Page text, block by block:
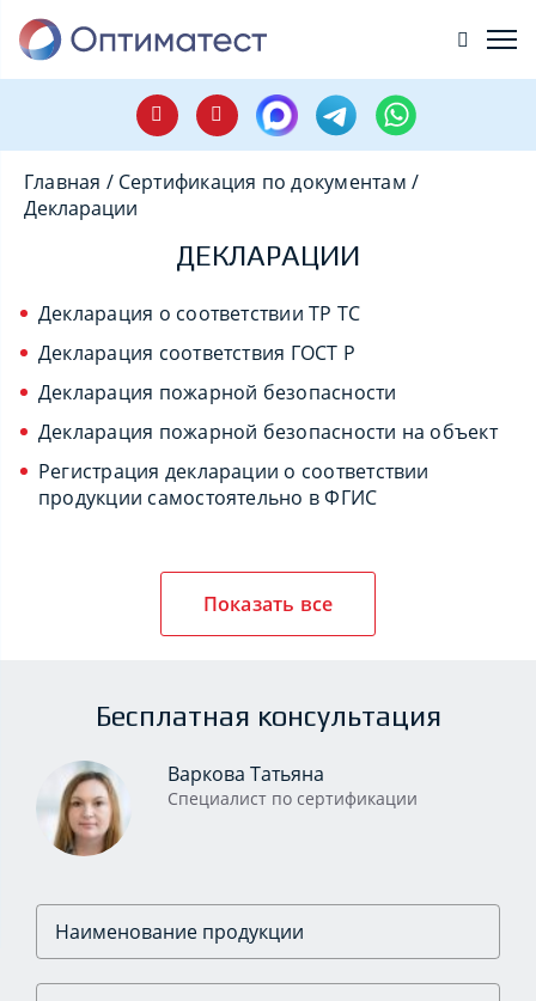
Главная / Сертификация по документам /
Декларации
ДЕКЛАРАЦИИ
Декларация о соответствии ТР ТС
Декларация соответствия ГОСТ Р
Декларация пожарной безопасности
Декларация пожарной безопасности на объект
Регистрация декларации о соответствии
продукции самостоятельно в ФГИС
Показать все
Бесплатная консультация
Варкова Татьяна
Специалист по сертификации